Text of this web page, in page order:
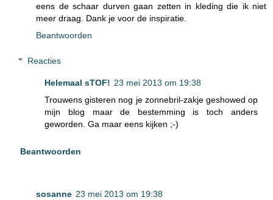
eens de schaar durven gaan zetten in kleding die ik niet
meer draag. Dank je voor de inspiratie.
Beantwoorden
Reacties
Helemaal sTOF! 23 mei 2013 om 19:38
Trouwens gisteren nog je zonnebril-zakje geshowed op
mijn blog maar de bestemming is toch anders
geworden. Ga maar eens kijken ;-)
Beantwoorden
sosanne 23 mei 2013 om 19:38